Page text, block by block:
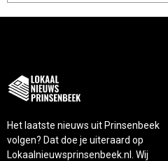
Het laatste nieuws uit Prinsenbeek
volgen? Dat doe je uiteraard op
Lokaalnieuwsprinsenbeek.nl. Wij